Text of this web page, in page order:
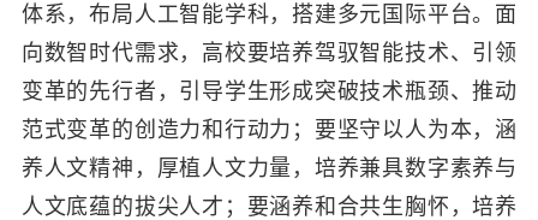
体系，布局人工智能学科，搭建多元国际平台。面
向数智时代需求，高校要培养驾驭智能技术、引领
变革的先行者，引导学生形成突破技术瓶颈、推动
范式变革的创造力和行动力；要坚守以人为本，涵
养人文精神，厚植人文力量，培养兼具数字素养与
人文底蕴的拔尖人才；要涵养和合共生胸怀，培养